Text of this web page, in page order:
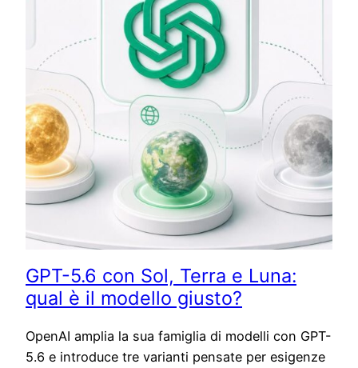
GPT-5.6 con Sol, Terra e Luna:
qual è il modello giusto?
OpenAI amplia la sua famiglia di modelli con GPT-
5.6 e introduce tre varianti pensate per esigenze